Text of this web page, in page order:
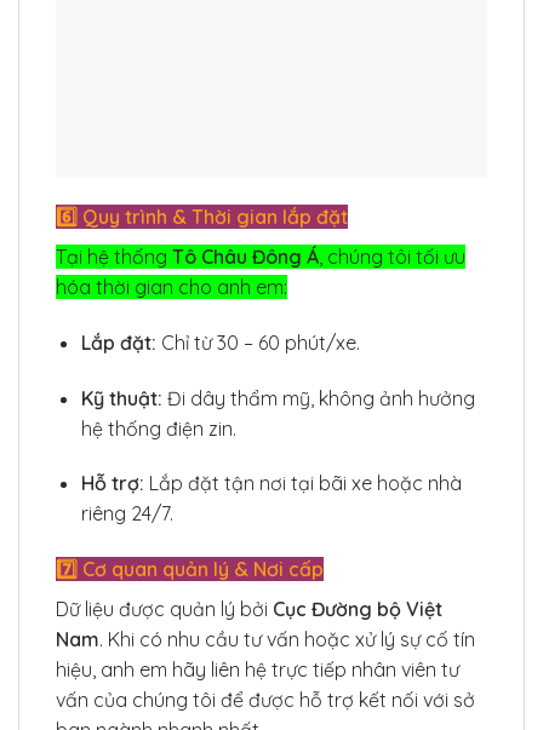
6️⃣ Quy trình & Thời gian lắp đặt
Tại hệ thống Tô Châu Đông Á, chúng tôi tối ưu
hóa thời gian cho anh em:
Lắp đặt: Chỉ từ 30 – 60 phút/xe.
Kỹ thuật: Đi dây thẩm mỹ, không ảnh hưởng
hệ thống điện zin.
Hỗ trợ: Lắp đặt tận nơi tại bãi xe hoặc nhà
riêng 24/7.
7️⃣ Cơ quan quản lý & Nơi cấp
Dữ liệu được quản lý bởi Cục Đường bộ Việt
Nam. Khi có nhu cầu tư vấn hoặc xử lý sự cố tín
hiệu, anh em hãy liên hệ trực tiếp nhân viên tư
vấn của chúng tôi để được hỗ trợ kết nối với sở